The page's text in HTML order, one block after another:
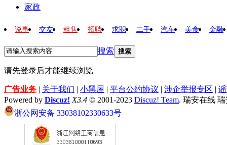
家政
说事 交友 租售 招聘 求职 二手 汽车 美食 金融
搜索 搜索
请先登录后才能继续浏览
广告业务 | 关于我们 | 小黑屋 | 平台公约协议 | 涉企举报专区 |
Powered by Discuz! X3.4 © 2001-2023 Discuz! Team. 瑞安在线
浙公网安备 33038102330633号